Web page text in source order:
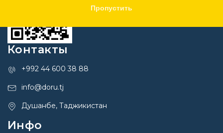
Пропустить
Контакты
+992 44 600 38 88
info@doru.tj
Душанбе, Таджикистан
Инфо